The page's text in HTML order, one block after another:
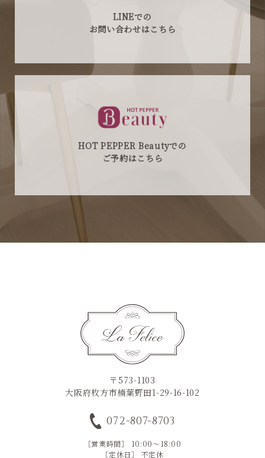
LINEでの
お問い合わせはこちら
HOT PEPPER Beautyでの
ご予約はこちら
〒573-1103
大阪府枚方市楠葉野田1-29-16-102
072-807-8703
［営業時間］ 10:00～18:00
［定休日］ 不定休